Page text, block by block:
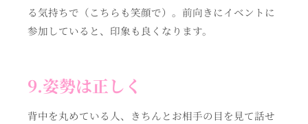
る気持ちで（こちらも笑顔で）。前向きにイベントに
参加していると、印象も良くなります。
9.姿勢は正しく
背中を丸めている人、きちんとお相手の目を見て話せ